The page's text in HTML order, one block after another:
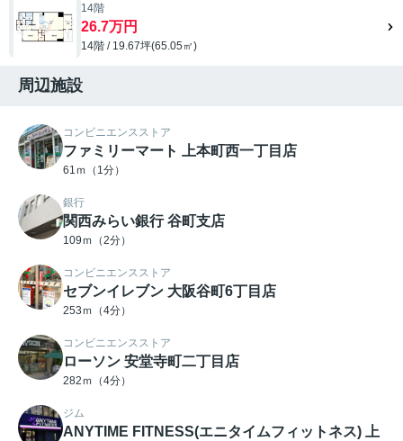
14階
26.7万円
14階 / 19.67坪(65.05㎡)
周辺施設
コンビニエンスストア
ファミリーマート 上本町西一丁目店
61ｍ（1分）
銀行
関西みらい銀行 谷町支店
109ｍ（2分）
コンビニエンスストア
セブンイレブン 大阪谷町6丁目店
253ｍ（4分）
コンビニエンスストア
ローソン 安堂寺町二丁目店
282ｍ（4分）
ジム
ANYTIME FITNESS(エニタイムフィットネス) 上